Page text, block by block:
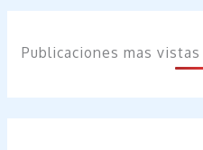
Publicaciones mas